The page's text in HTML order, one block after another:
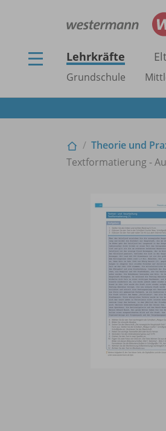
Lehrkräfte
Grundschule
Theorie und
Textformatierung -